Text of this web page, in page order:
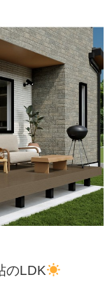
のLDK